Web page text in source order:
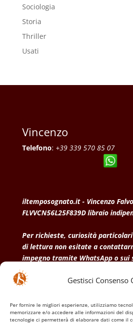
Gestisci Consenso
Per fornire le migliori esperienze, utilizziamo
memorizzare e/o accedere alle informazioni del
tecnologie ci permetterà di elaborare dati come il
Sociologia
Storia
Thriller
Usati
Vincenzo
Telefono: +39 339 570 85 07
iltemposognato.it - Vincenzo
FLVVCN56L25F839D libraio
Per richieste, curiosità
di lettura non esitate a
impegno tramite WhatsApp o sui
• Condizioni generali di vendita